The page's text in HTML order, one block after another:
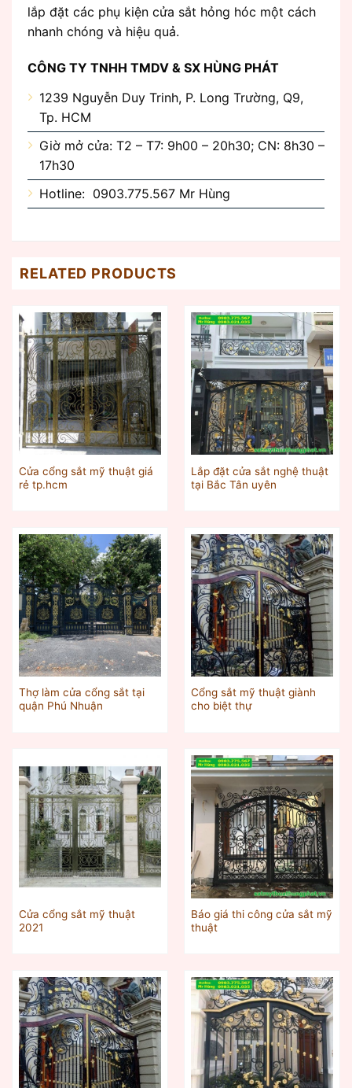
lắp đặt các phụ kiện cửa sắt hỏng hóc một cách
nhanh chóng và hiệu quả.
CÔNG TY TNHH TMDV & SX HÙNG PHÁT
1239 Nguyễn Duy Trinh, P. Long Trường, Q9,
Tp. HCM
Giờ mở cửa: T2 – T7: 9h00 – 20h30; CN: 8h30 –
17h30
Hotline: 0903.775.567 Mr Hùng
RELATED PRODUCTS
Cửa cổng sắt mỹ thuật giá
rẻ tp.hcm
Lắp đặt cửa sắt nghệ thuật
tại Bắc Tân uyên
Thợ làm cửa cổng sắt tại
quận Phú Nhuận
Cổng sắt mỹ thuật giành
cho biệt thự
Cửa cổng sắt mỹ thuật
2021
Báo giá thi công cửa sắt mỹ
thuật